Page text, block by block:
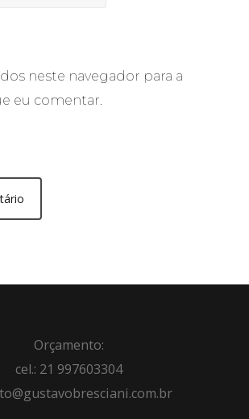
neste navegador para a
eu comentar.
Orçamento:
cel.: 21 997603304